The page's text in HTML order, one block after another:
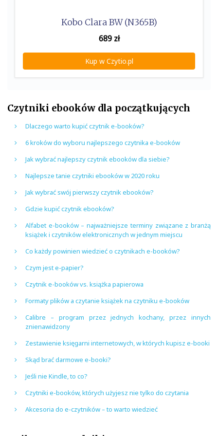
Kobo Clara BW (N365B)
689zł
Kup w Czytio.pl
Czytniki ebooków dla początkujących
Dlaczego warto kupić czytnik e-booków?
6 kroków do wyboru najlepszego czytnika e-booków
Jak wybrać najlepszy czytnik ebooków dla siebie?
Najlepsze tanie czytniki ebooków w 2020 roku
Jak wybrać swój pierwszy czytnik ebooków?
Gdzie kupić czytnik ebooków?
Alfabet e-booków – najważniejsze terminy związane z branżą
książek i czytników elektronicznych w jednym miejscu
Co każdy powinien wiedzieć o czytnikach e-booków?
Czym jest e-papier?
Czytnik e-booków vs. książka papierowa
Formaty plików a czytanie książek na czytniku e-booków
Calibre – program przez jednych kochany, przez innych
znienawidzony
Zestawienie księgarni internetowych, w których kupisz e-booki
Skąd brać darmowe e-booki?
Jeśli nie Kindle, to co?
Czytniki e-booków, których użyjesz nie tylko do czytania
Akcesoria do e-czytników – to warto wiedzieć